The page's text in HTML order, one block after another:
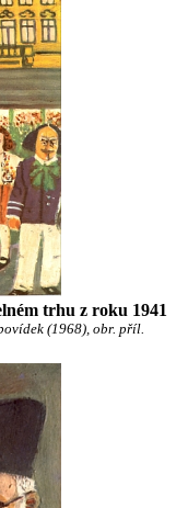
trhu z roku 1941
(1968), obr. příl.